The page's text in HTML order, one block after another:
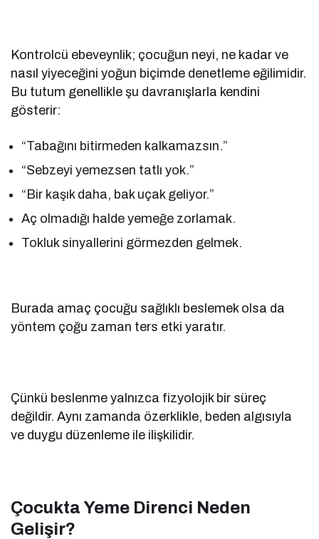
Kontrolcü ebeveynlik; çocuğun neyi, ne kadar ve
nasıl yiyeceğini yoğun biçimde denetleme eğilimidir.
Bu tutum genellikle şu davranışlarla kendini
gösterir:
“Tabağını bitirmeden kalkamazsın.”
“Sebzeyi yemezsen tatlı yok.”
“Bir kaşık daha, bak uçak geliyor.”
Aç olmadığı halde yemeğe zorlamak.
Tokluk sinyallerini görmezden gelmek.
Burada amaç çocuğu sağlıklı beslemek olsa da
yöntem çoğu zaman ters etki yaratır.
Çünkü beslenme yalnızca fizyolojik bir süreç
değildir. Aynı zamanda özerklikle, beden algısıyla
ve duygu düzenleme ile ilişkilidir.
Çocukta Yeme Direnci Neden
Gelişir?